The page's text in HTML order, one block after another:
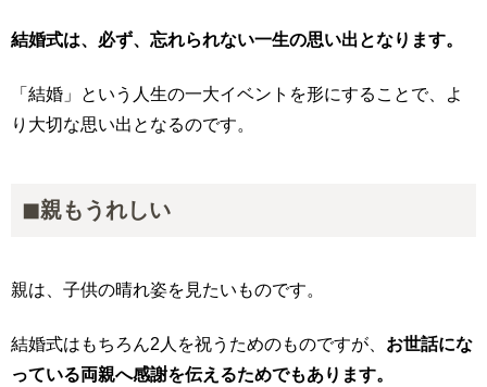
結婚式は、必ず、忘れられない一生の思い出となります。
「結婚」という人生の一大イベントを形にすることで、よ
り大切な思い出となるのです。
◼︎親もうれしい
親は、子供の晴れ姿を見たいものです。
結婚式はもちろん2人を祝うためのものですが、 お世話にな
っている両親へ感謝を伝えるためでもあります。